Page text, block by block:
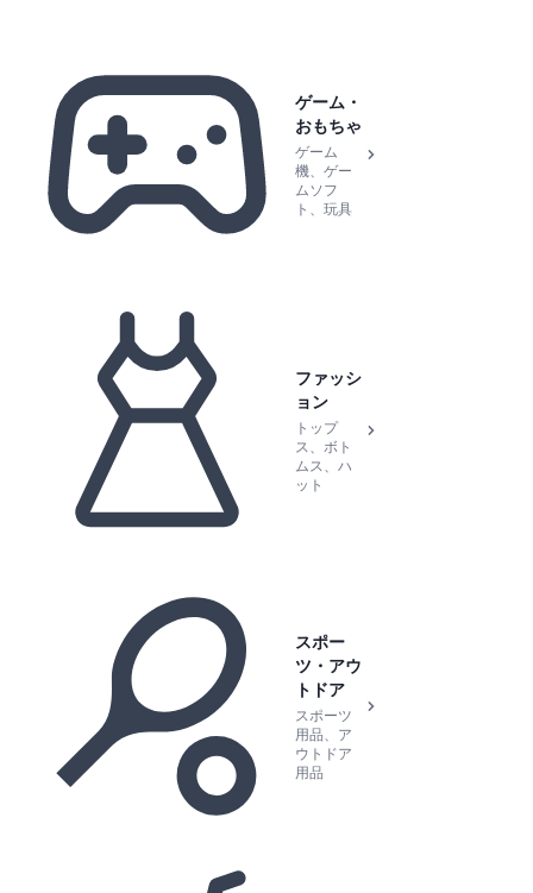
ゲーム・
おもちゃ
ゲーム
機、ゲー
ムソフ
ト、玩具
ファッシ
ョン
トップ
ス、ボト
ムス、ハ
ット
スポー
ツ・アウ
トドア
スポーツ
用品、ア
ウトドア
用品